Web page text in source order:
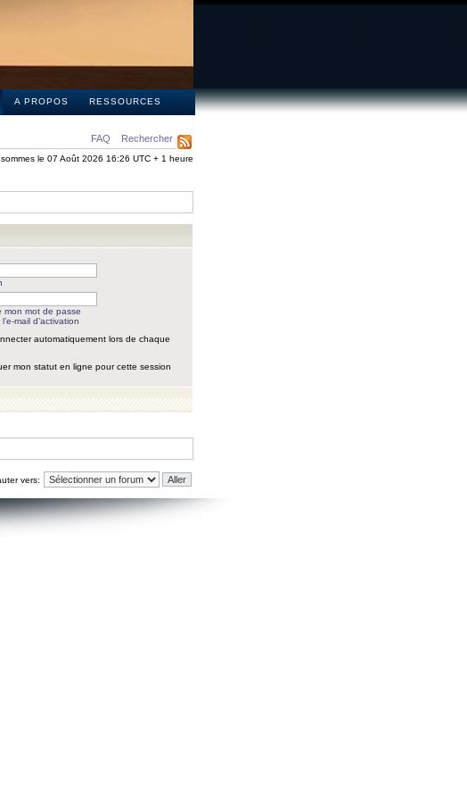
A PROPOS RESSOURCES
FAQ Rechercher
le 07 Août 2026 16:26 UTC + 1 heure
mon mot de passe
mail d’activation
automatiquement lors de chaque
mon statut en ligne pour cette session
vers: